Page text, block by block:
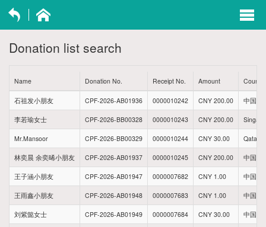
Donation list search
Name Donation No. Receipt No. Amount
石祖发小朋友 CPF-2026-AB01936 0000010242 CNY 200.00 中国贵
李若瑜女士 CPF-2026-BB00328 0000010243 CNY 200.00
Mr.Mansoor CPF-2026-BB00329 0000010244 CNY 30.00 Qatar
林奕晨 余奕晞小朋友 CPF-2026-AB01937 0000010245 CNY 200.00 中国福
王子涵小朋友 CPF-2026-AB01947 0000007682 CNY 1.00 中国河
王雨鑫小朋友 CPF-2026-AB01948 0000007683 CNY 1.00 中国河
刘紫懿女士 CPF-2026-AB01949 0000007684 CNY 30.00 中国陕